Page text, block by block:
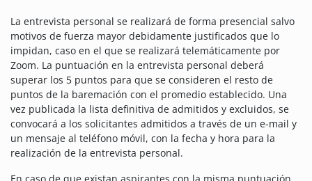
La entrevista personal se realizará de forma presencial salvo
motivos de fuerza mayor debidamente justificados que lo
impidan, caso en el que se realizará telemáticamente por
Zoom. La puntuación en la entrevista personal deberá
superar los 5 puntos para que se consideren el resto de
puntos de la baremación con el promedio establecido. Una
vez publicada la lista definitiva de admitidos y excluidos, se
convocará a los solicitantes admitidos a través de un e-mail y
un mensaje al teléfono móvil, con la fecha y hora para la
realización de la entrevista personal.